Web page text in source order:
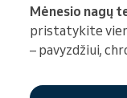
Mėnesio nagų
pristatykite
– pavyzdžiui,